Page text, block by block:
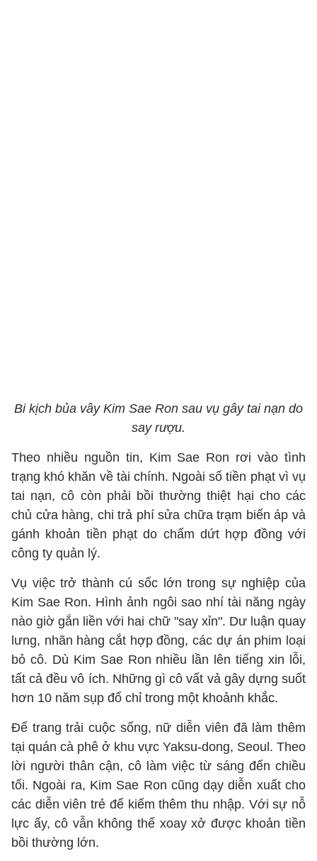
Bi kịch bủa vây Kim Sae Ron sau vụ gây tai nạn do
say rượu.
Theo nhiều nguồn tin, Kim Sae Ron rơi vào tình
trạng khó khăn về tài chính. Ngoài số tiền phạt vì vụ
tai nạn, cô còn phải bồi thường thiệt hại cho các
chủ cửa hàng, chi trả phí sửa chữa trạm biến áp và
gánh khoản tiền phạt do chấm dứt hợp đồng với
công ty quản lý.
Vụ việc trở thành cú sốc lớn trong sự nghiệp của
Kim Sae Ron. Hình ảnh ngôi sao nhí tài năng ngày
nào giờ gắn liền với hai chữ "say xỉn". Dư luận quay
lưng, nhãn hàng cắt hợp đồng, các dự án phim loại
bỏ cô. Dù Kim Sae Ron nhiều lần lên tiếng xin lỗi,
tất cả đều vô ích. Những gì cô vất vả gây dựng suốt
hơn 10 năm sụp đổ chỉ trong một khoảnh khắc.
Để trang trải cuộc sống, nữ diễn viên đã làm thêm
tại quán cà phê ở khu vực Yaksu-dong, Seoul. Theo
lời người thân cận, cô làm việc từ sáng đến chiều
tối. Ngoài ra, Kim Sae Ron cũng dạy diễn xuất cho
các diễn viên trẻ để kiếm thêm thu nhập. Với sự nỗ
lực ấy, cô vẫn không thể xoay xở được khoản tiền
bồi thường lớn.